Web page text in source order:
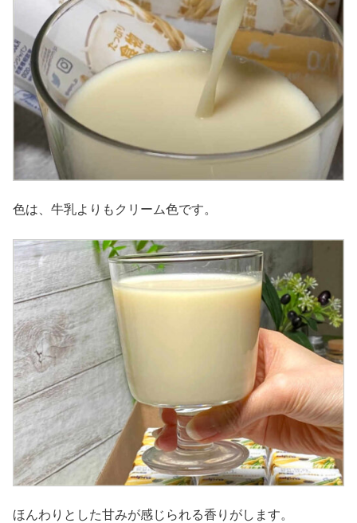
色は、牛乳よりもクリーム色です。
ほんわりとした甘みが感じられる香りがします。